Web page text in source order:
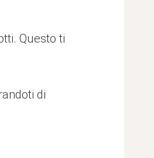
Questo ti
di